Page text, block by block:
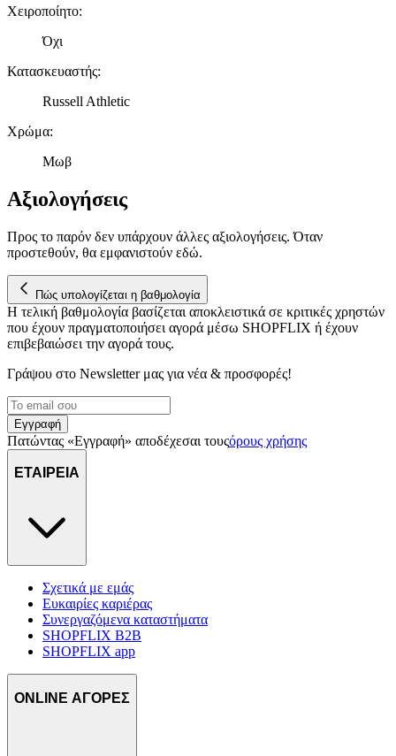
πληροφορίες σχετικά με την από μέρους σας χρήση της
δικτύωσης, διαφημίσεων και ανάλυσης.
Χειροποίητο:
Όχι
Κατασκευαστής:
Russell Athletic
Χρώμα:
Μωβ
Αξιολογήσεις
Προς το παρόν δεν υπάρχουν άλλες αξιολογήσεις. Όταν
προστεθούν, θα εμφανιστούν εδώ.
Πώς υπολογίζεται η βαθμολογία
Η τελική βαθμολογία βασίζεται αποκλειστικά σε κριτικές χρηστών
που έχουν πραγματοποιήσει αγορά μέσω SHOPFLIX ή έχουν
επιβεβαιώσει την αγορά τους.
Γράψου στο Νewsletter μας για νέα & προσφορές!
Εγγραφή
Πατώντας «Εγγραφή» αποδέχεσαι τουςόρους χρήσης
ΕΤΑΙΡΕΙΑ
Σχετικά με εμάς
Ευκαιρίες καριέρας
Συνεργαζόμενα καταστήματα
SHOPFLIX B2B
SHOPFLIX app
ONLINE ΑΓΟΡΕΣ